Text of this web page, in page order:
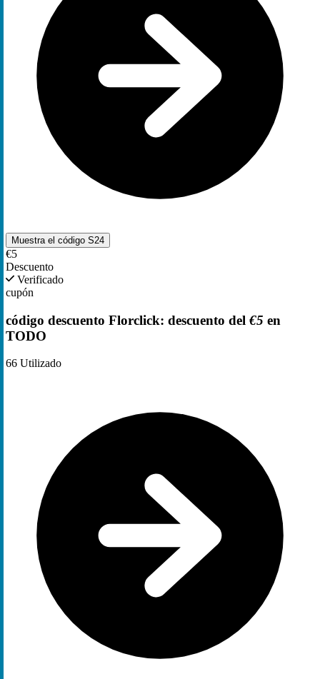
Muestra el código S24
€5
Descuento
Verificado
cupón
código descuento Florclick: descuento del €5 en
TODO
66 Utilizado